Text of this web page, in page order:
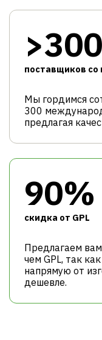
>300
поставщиков со
Мы гордимся
300
предлагая
90%
cкидка от GPL
Предлагаем
чем GPL, так
напрямую от
дешевле.